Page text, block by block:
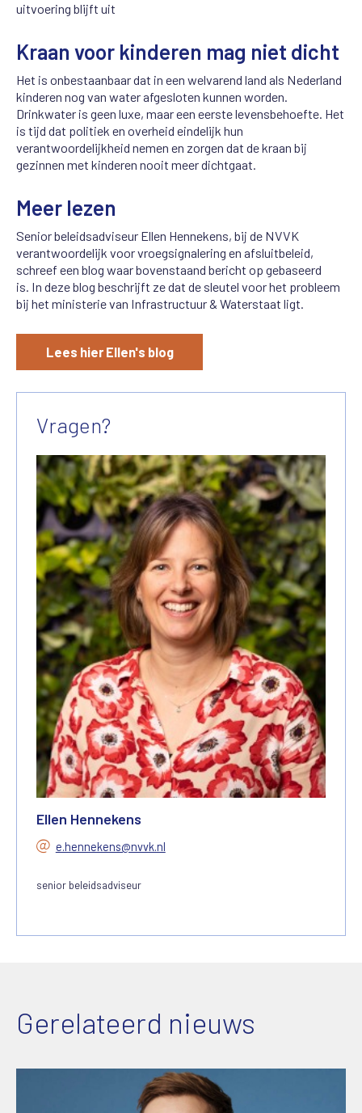
uitvoering blijft uit
Kraan voor kinderen mag niet dicht
Het is onbestaanbaar dat in een welvarend land als Nederland
kinderen nog van water afgesloten kunnen worden.
Drinkwater is geen luxe, maar een eerste levensbehoefte. Het
is tijd dat politiek en overheid eindelijk hun
verantwoordelijkheid nemen en zorgen dat de kraan bij
gezinnen met kinderen nooit meer dichtgaat.
Meer lezen
Senior beleidsadviseur Ellen Hennekens, bij de NVVK
verantwoordelijk voor vroegsignalering en afsluitbeleid,
schreef een blog waar bovenstaand bericht op gebaseerd
is. In deze blog beschrijft zedat de sleutel voor het probleem
bij het ministerie van Infrastructuur & Waterstaat ligt.
Lees hier Ellen's blog
Vragen?
Ellen Hennekens
e.hennekens@nvvk.nl
senior beleidsadviseur
Gerelateerd nieuws